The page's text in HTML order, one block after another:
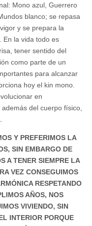
Mono azul, Guerrero
blanco; se repasa
y se prepara la
En la vida todo es
tener sentido del
como parte de un
para alcanzar
hoy el kin mono.
en
del cuerpo físico,
Y PREFERIMOS LA
SIN EMBARGO DE
A TENER SIEMPRE LA
VEZ CONSEGUIMOS
RESPETANDO
AÑOS, NOS
VIVIENDO, SIN
INTERIOR PORQUE